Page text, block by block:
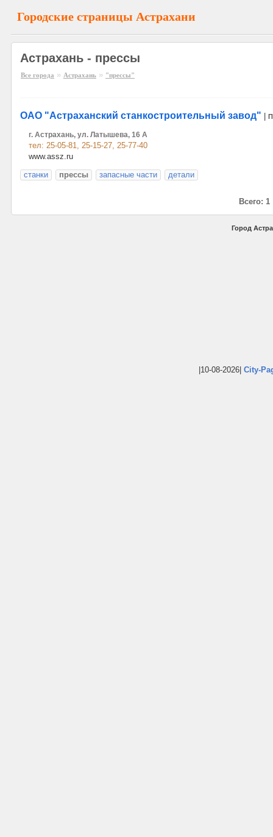
Городские страницы Астрахани
Астрахань - прессы
Все города » Астрахань » "прессы"
ОАО "Астраханский станкостроительный завод"
г. Астрахань, ул. Латышева, 16 А
тел: 25-05-81, 25-15-27, 25-77-40
www.assz.ru
станки
прессы запасные части детали
Всего: 1
Город
|10-08-2026| City-